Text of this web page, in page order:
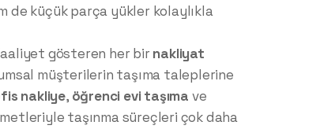
de küçük parça yükler kolaylıkla
gösteren her birnakliyat
müşterilerin taşıma taleplerine
nakliye, öğrenci evi taşıma ve
taşınma süreçleri çok daha